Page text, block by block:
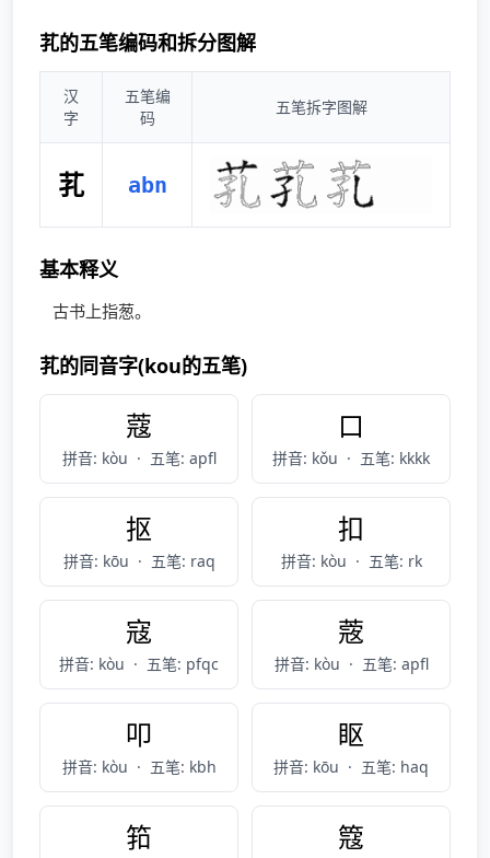
芤的五笔编码和拆分图解
汉
字
五笔编
码
五笔拆字图解
芤 abn
基本释义
古书上指葱。
芤的同音字(kou的五笔)
蔻
拼音: kòu · 五笔: apfl
口
拼音: kǒu · 五笔: kkkk
抠
拼音: kōu · 五笔: raq
扣
拼音: kòu · 五笔: rk
寇
拼音: kòu · 五笔: pfqc
蔲
拼音: kòu · 五笔: apfl
叩
拼音: kòu · 五笔: kbh
眍
拼音: kōu · 五笔: haq
筘 簆